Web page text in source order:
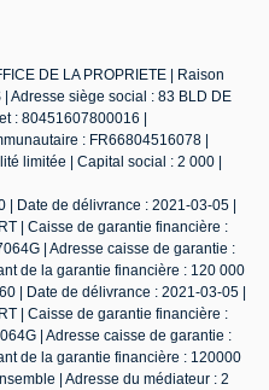
DE LA PROPRIETE | Raison
Adresse siège social : 83 BLD DE
: 80451607800016 |
: FR66804516078 |
limitée | Capital social : 2 000 |
| Date de délivrance : 2021-03-05 |
| Caisse de garantie financière :
| Adresse caisse de garantie :
de la garantie financière : 120 000
| Date de délivrance : 2021-03-05 |
| Caisse de garantie financière :
| Adresse caisse de garantie :
de la garantie financière : 120000
| Adresse du médiateur : 2